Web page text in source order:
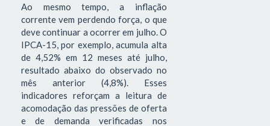
Ao mesmo tempo, a inflação
corrente vem perdendo força, o que
deve continuar a ocorrer em julho. O
IPCA-15, por exemplo, acumula alta
de 4,52% em 12 meses até julho,
resultado abaixo do observado no
mês anterior (4,8%). Esses
indicadores reforçam a leitura de
acomodação das pressões de oferta
e de demanda verificadas nos